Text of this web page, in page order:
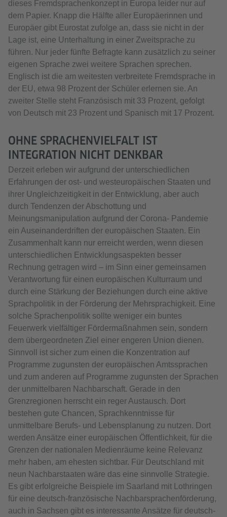
dieses Fremdsprachenkonzept in Europa leider nur auf
dem Papier. Knapp die Hälfte aller Europäerinnen und
Europäer gibt Eurostat zufolge an, dass sie nicht in der
Lage ist, eine Unterhaltung in einer Zweitsprache zu
führen. Nur jeder fünfte Befragte kann zusätzlich zu seiner
eigenen Sprache zwei weitere Sprachen sprechen.
Englisch ist die am weitesten verbreitete Fremdsprache in
der EU, etwa 98 Prozent der Schüler erlernen sie. An
zweiter Stelle steht Französisch mit 33 Prozent, gefolgt
von Deutsch mit 23 Prozent und Spanisch mit 17 Prozent.
OHNE SPRACHENVIELFALT IST
INTEGRATION NICHT DENKBAR
Derzeit erleben wir aufgrund der unterschiedlichen
Erfahrungen der ost- und westeuropäischen Staaten und
ihrer Ungleichzeitigkeit in der Entwicklung, aber auch
durch Tendenzen der Abschottung und
Meinungsmanipulation aufgrund der Corona- Pandemie
ein Auseinanderdriften der europäischen Staaten. Ein
Zusammenhalt kann nur erreicht werden, wenn diesen
unterschiedlichen Entwicklungsaspekten besser
Rechnung getragen wird – im Sinn einer gemeinsamen
Verantwortung für einen europäischen Kulturraum und
durch eine Stärkung der Beziehungen durch eine aktive
Sprachpolitik in der Förderung der Mehrsprachigkeit. Eine
solche Sprachenpolitik sollte weniger ein buntes
Feuerwerk vielfältiger Fördermaßnahmen sein, sondern
dem übergeordneten Ziel einer engeren Union dienen.
Sinnvoll ist sicher zum einen die Konzentration auf
Programme zugunsten der europäischen Amtssprachen
und zum anderen auf Programme zugunsten der Sprachen
der unmittelbaren Nachbarschaft. Gerade in den
Grenzregionen herrscht ein reger Austausch. Dort
bestehen gute Chancen, Sprachkenntnisse für
unmittelbare Berufs- und Lebensplanung zu nutzen. Dort
werden Ansätze einer europäischen Öffentlichkeit, für die
Grenzen der nationalen Medienräume keine Relevanz
mehr haben, am ehesten sichtbar. Für Deutschland mit
neun Nachbarstaaten wäre das eine sinnvolle Strategie.
Es gibt erfolgreiche Beispiele im Saarland mit Lothringen
für eine deutsch-französische Nachbarsprachenförderung,
auch in Sachsen gibt es interessante Ansätze für deutsch-